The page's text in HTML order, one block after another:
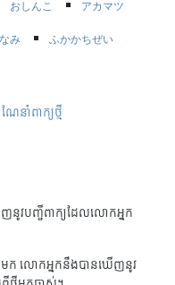
おしんこ
アカマツ
み
ふかかちぜい
ណែនាំពាក្យថ្មី
នូវបញ្ជីពាក្យដែលលោកអ្នក
ក លោកអ្នកនឹងបានឃើញនូវ